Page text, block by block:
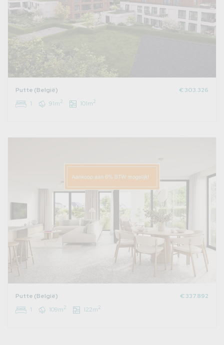
Putte (België)
€ 303.326
1
91m2 101m2
Putte (België)
€ 337.892
1
109m2 122m2